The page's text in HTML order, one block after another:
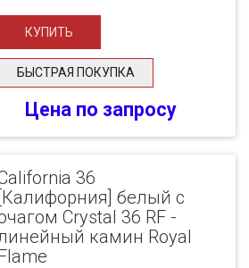
БЫСТРАЯ ПОКУПКА
Цена по запросу
36
[Калифорния] белый с
Crystal 36 RF -
камин Royal